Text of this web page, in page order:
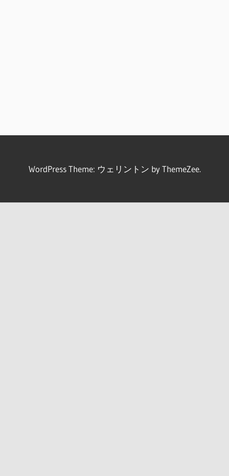
WordPress Theme: ウェリントン by ThemeZee.